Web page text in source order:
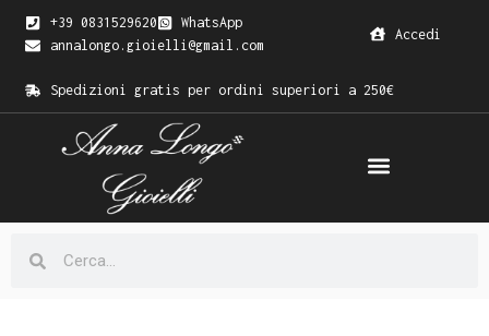
+39 0831529620
WhatsApp
annalongo.gioielli@gmail.com
Accedi
Spedizioni gratis per ordini superiori a 250€